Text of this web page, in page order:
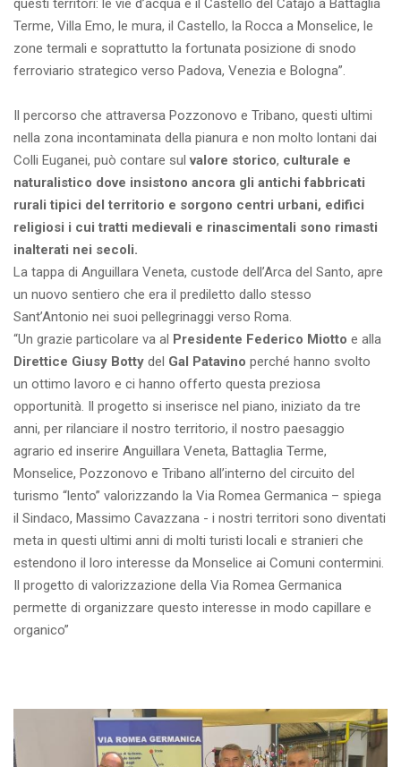
questi territori: le vie d’acqua e il Castello del Catajo a Battaglia
Terme, Villa Emo, le mura, il Castello, la Rocca a Monselice, le
zone termali e soprattutto la fortunata posizione di snodo
ferroviario strategico verso Padova, Venezia e Bologna”.
Il percorso che attraversa Pozzonovo e Tribano, questi ultimi
nella zona incontaminata della pianura e non molto lontani dai
Colli Euganei, può contare sulvalore storico, culturale e
naturalistico dove insistono ancora gli antichi fabbricati
rurali tipici del territorio e sorgono centri urbani, edifici
religiosi i cui tratti medievali e rinascimentali sono rimasti
inalterati nei secoli.
La tappa di Anguillara Veneta, custode dell’Arca del Santo, apre
un nuovo sentiero che era il prediletto dallo stesso
Sant’Antonio nei suoi pellegrinaggi verso Roma.
“Un grazie particolare va al Presidente Federico Miotto e alla
Direttice Giusy Botty del Gal Patavino perché hanno svolto
un ottimo lavoro e ci hanno offerto questa preziosa
opportunità. Il progetto si inserisce nel piano, iniziato da tre
anni, per rilanciare il nostro territorio, il nostro paesaggio
agrario ed inserire Anguillara Veneta, Battaglia Terme,
Monselice, Pozzonovo e Tribano all’interno del circuito del
turismo “lento” valorizzando la Via Romea Germanica – spiega
il Sindaco, Massimo Cavazzana - i nostri territori sono diventati
meta in questi ultimi anni di molti turisti locali e stranieri che
estendono il loro interesse da Monselice ai Comuni contermini.
Il progetto di valorizzazione della Via Romea Germanica
permette di organizzare questo interesse in modo capillare e
organico”